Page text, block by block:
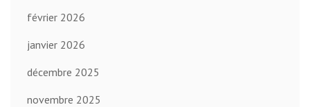
février 2026
janvier 2026
décembre 2025
novembre 2025